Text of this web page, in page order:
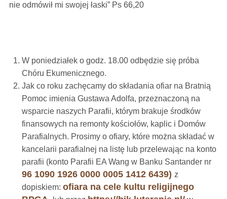
nie odmówił mi swojej łaski” Ps 66,20
W poniedziałek o godz. 18.00 odbędzie się próba
Chóru Ekumenicznego.
Jak co roku zachęcamy do składania ofiar na Bratnią
Pomoc imienia Gustawa Adolfa, przeznaczoną na
wsparcie naszych Parafii, którym brakuje środków
finansowych na remonty kościołów, kaplic i Domów
Parafialnych. Prosimy o ofiary, które można składać w
kancelarii parafialnej na listę lub przelewając na konto
parafii (konto Parafii EA Wang w Banku Santander nr
96 1090 1926 0000 0005 1412 6439) z
dopiskiem: ofiara na cele kultu religijnego